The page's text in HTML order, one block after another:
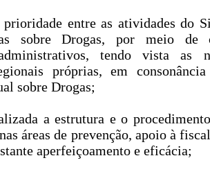
entre as atividades do
sobre Drogas, por meio de
tendo vista as
próprias, em
sobre Drogas;
a estrutura e o
áreas de prevenção, apoio à
aperfeiçoamento e eficácia;